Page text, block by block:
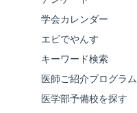
学会カレンダー
エビでやんす
キーワード検索
医師ご紹介プログラム
医学部予備校を探す